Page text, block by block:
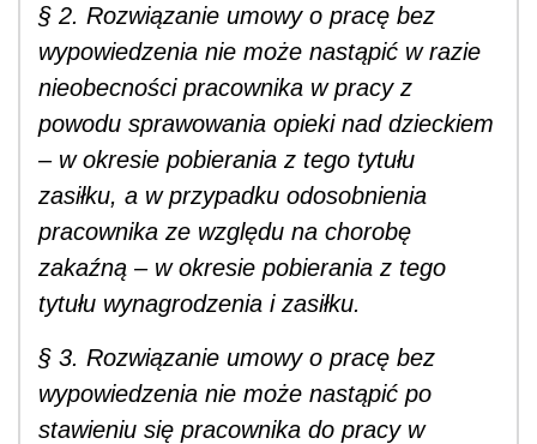
§ 2. Rozwiązanie umowy o pracę bez
wypowiedzenia nie może nastąpić w razie
nieobecności pracownika w pracy z
powodu sprawowania opieki nad dzieckiem
– w okresie pobierania z tego tytułu
zasiłku, a w przypadku odosobnienia
pracownika ze względu na chorobę
zakaźną – w okresie pobierania z tego
tytułu wynagrodzenia i zasiłku.
§ 3. Rozwiązanie umowy o pracę bez
wypowiedzenia nie może nastąpić po
stawieniu się pracownika do pracy w